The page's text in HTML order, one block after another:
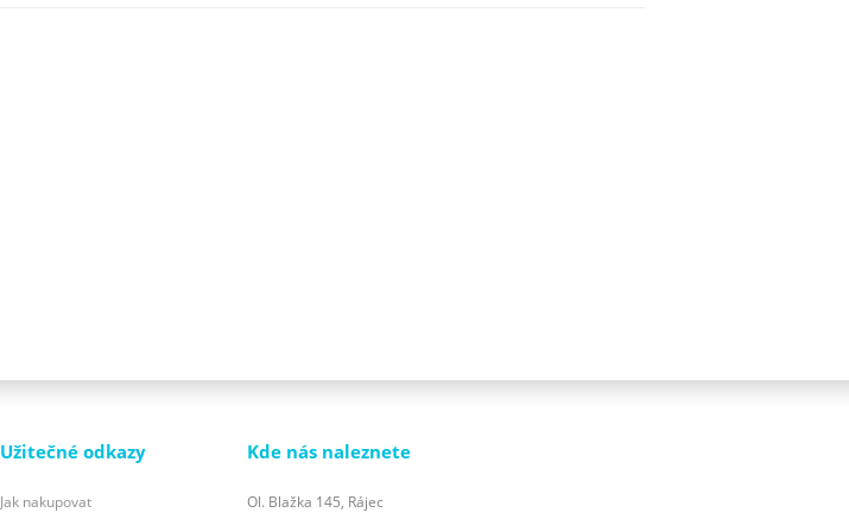
Užitečné odkazy
Jak nakupovat
Kde nás naleznete
Ol. Blažka 145, Rájec